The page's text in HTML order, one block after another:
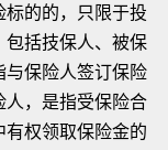
的的，只限于投
包括技保人、被保
与保险人签订保险
人，是指受保险合
权领取保险金的